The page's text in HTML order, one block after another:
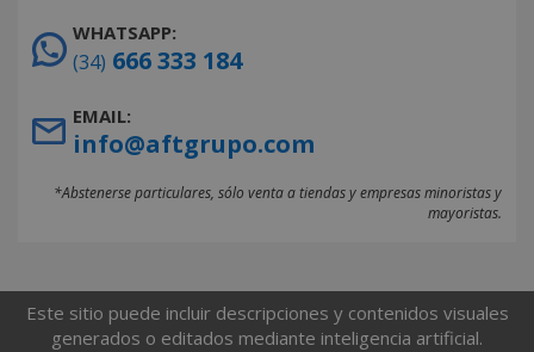
WHATSAPP:
(34) 666 333 184
EMAIL:
info@aftgrupo.com
*Abstenerse particulares, sólo venta a tiendas y empresas minoristas y
mayoristas.
Este sitio puede incluir descripciones y contenidos visuales
generados o editados mediante inteligencia artificial.